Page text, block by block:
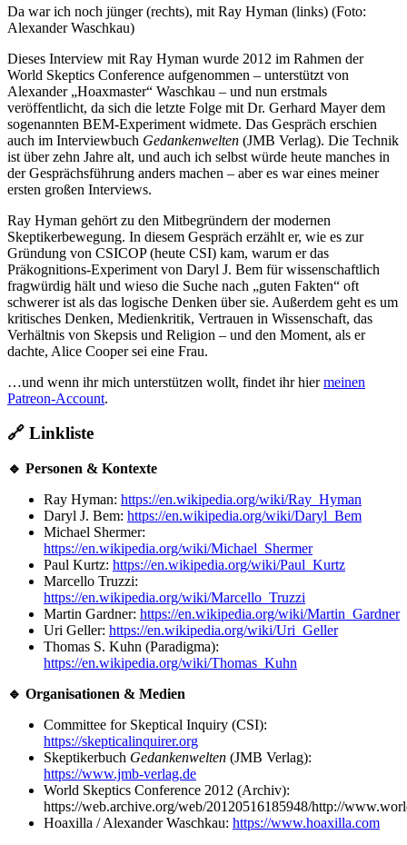
Da war ich noch jünger (rechts), mit Ray Hyman (links) (Foto:
Alexander Waschkau)
Dieses Interview mit Ray Hyman wurde 2012 im Rahmen der
World Skeptics Conference aufgenommen – unterstützt von
Alexander „Hoaxmaster“ Waschkau – und nun erstmals
veröffentlicht, da sich die letzte Folge mit Dr. Gerhard Mayer dem
sogenannten BEM-Experiment widmete. Das Gespräch erschien
auch im Interviewbuch Gedankenwelten (JMB Verlag). Die Technik
ist über zehn Jahre alt, und auch ich selbst würde heute manches in
der Gesprächsführung anders machen – aber es war eines meiner
ersten großen Interviews.
Ray Hyman gehört zu den Mitbegründern der modernen
Skeptikerbewegung. In diesem Gespräch erzählt er, wie es zur
Gründung von CSICOP (heute CSI) kam, warum er das
Präkognitions-Experiment von Daryl J. Bem für wissenschaftlich
fragwürdig hält und wieso die Suche nach „guten Fakten“ oft
schwerer ist als das logische Denken über sie. Außerdem geht es um
kritisches Denken, Medienkritik, Vertrauen in Wissenschaft, das
Verhältnis von Skepsis und Religion – und den Moment, als er
dachte, Alice Cooper sei eine Frau.
…und wenn ihr mich unterstützen wollt, findet ihr hiermeinen
Patreon-Account.
🔗 Linkliste
🔹 Personen & Kontexte
Ray Hyman: https://en.wikipedia.org/wiki/Ray_Hyman
Daryl J. Bem: https://en.wikipedia.org/wiki/Daryl_Bem
Michael Shermer:
https://en.wikipedia.org/wiki/Michael_Shermer
Paul Kurtz: https://en.wikipedia.org/wiki/Paul_Kurtz
Marcello Truzzi:
https://en.wikipedia.org/wiki/Marcello_Truzzi
Martin Gardner: https://en.wikipedia.org/wiki/Martin_Gardner
Uri Geller: https://en.wikipedia.org/wiki/Uri_Geller
Thomas S. Kuhn (Paradigma):
https://en.wikipedia.org/wiki/Thomas_Kuhn
🔹 Organisationen & Medien
Committee for Skeptical Inquiry (CSI):
https://skepticalinquirer.org
Skeptikerbuch Gedankenwelten (JMB Verlag):
https://www.jmb-verlag.de
World Skeptics Conference 2012 (Archiv):
https://web.archive.org/web/20120516185948/http://
Hoaxilla / Alexander Waschkau: https://www.hoaxilla.com